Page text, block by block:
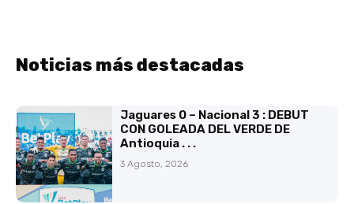
Noticias más destacadas
Jaguares 0 – Nacional 3 : DEBUT
CON GOLEADA DEL VERDE DE
Antioquia . . .
3 Agosto, 2026